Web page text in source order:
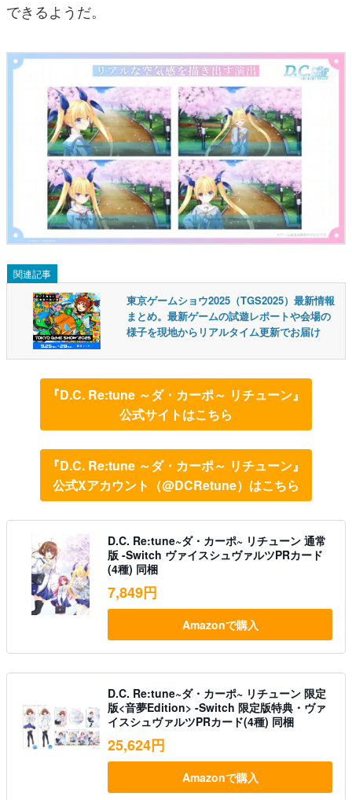
できるようだ。
関連記事
東京ゲームショウ2025（TGS2025）最新情報
まとめ。最新ゲームの試遊レポートや会場の
様子を現地からリアルタイム更新でお届け
『D.C. Re:tune ～ダ・カーポ～ リチューン』
公式サイトはこちら
『D.C. Re:tune ～ダ・カーポ～ リチューン』
公式Xアカウント（@DCRetune）はこちら
D.C. Re:tune~ダ・カーポ~ リチューン 通常
版 -Switch ヴァイスシュヴァルツPRカード
(4種) 同梱
7,849円
Amazonで購入
D.C. Re:tune~ダ・カーポ~ リチューン 限定
版<音夢Edition> -Switch 限定版特典・ヴァ
イスシュヴァルツPRカード(4種) 同梱
25,624円
Amazonで購入